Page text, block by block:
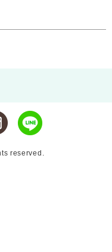
reserved.